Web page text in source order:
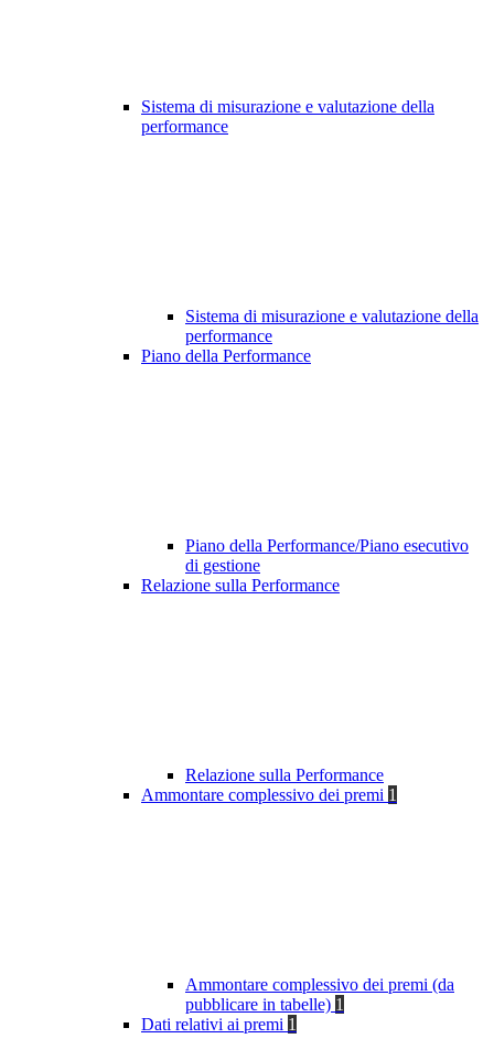
Sistema di misurazione e valutazione della
performance
Sistema di misurazione e valutazione della
performance
Piano della Performance
Piano della Performance/Piano esecutivo
di gestione
Relazione sulla Performance
Relazione sulla Performance
Ammontare complessivo dei premi 1
Ammontare complessivo dei premi (da
pubblicare in tabelle) 1
Dati relativi ai premi 1